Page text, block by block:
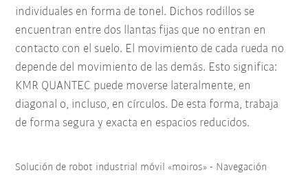
individuales en forma de tonel. Dichos rodillos se
encuentran entre dos llantas fijas que no entran en
contacto con el suelo. El movimiento de cada rueda no
depende del movimiento de las demás. Esto significa:
KMR QUANTEC puede moverse lateralmente, en
diagonal o, incluso, en círculos. De esta forma, trabaja
de forma segura y exacta en espacios reducidos.
Solución de robot industrial móvil «moiros» - Navegación